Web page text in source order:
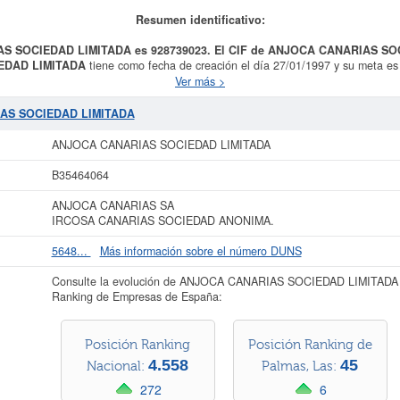
Resumen identificativo:
SOCIEDAD LIMITADA es 928739023. El CIF de ANJOCA CANARIAS
LIMITADA tiene como fecha de creación el día 27/01/1997 y su meta
POR CUALQUIER TITULO DE TODA CLASE DE BIENES INMUEBLES,
INCLUYENDO LAS EDIFICACIONES DE USO TURISTICO COMERCIAL .
ANJOCA CANARIAS SOCIEDAD LIMITADA
se ha consultado hasta 4.214 veces. Para documentarse que tipo de
Palmas, Las aparece esta empresa inscrita, además hay 112 actos publicado
datos de la empresa ANJOCA CANARIAS SOCIEDAD LIMITADA puede
LIMITADA y consultar los resultados de sus años de actividad,
resultados disponibles.
tiene el distintivo TOP 100.000 EMPRESAS. Este distintivo se otorga
por volumen de facturación.
La última actualización del informe de empresa se ha realizado el 22/07/2026.
Ver más >
SOCIEDAD LIMITADA
ANJOCA CANARIAS SOCIEDAD LIMITADA
B35464064
ANJOCA CANARIAS SA
IRCOSA CANARIAS SOCIEDAD ANONIMA.
5648... Más información sobre el número DUNS
Consulte la evolución de ANJOCA CANARIAS SOCIEDAD
Ranking de Empresas de España:
Posición Ranking
Nacional: 4.558
272
Posición Ranking de
Palmas, Las: 45
6